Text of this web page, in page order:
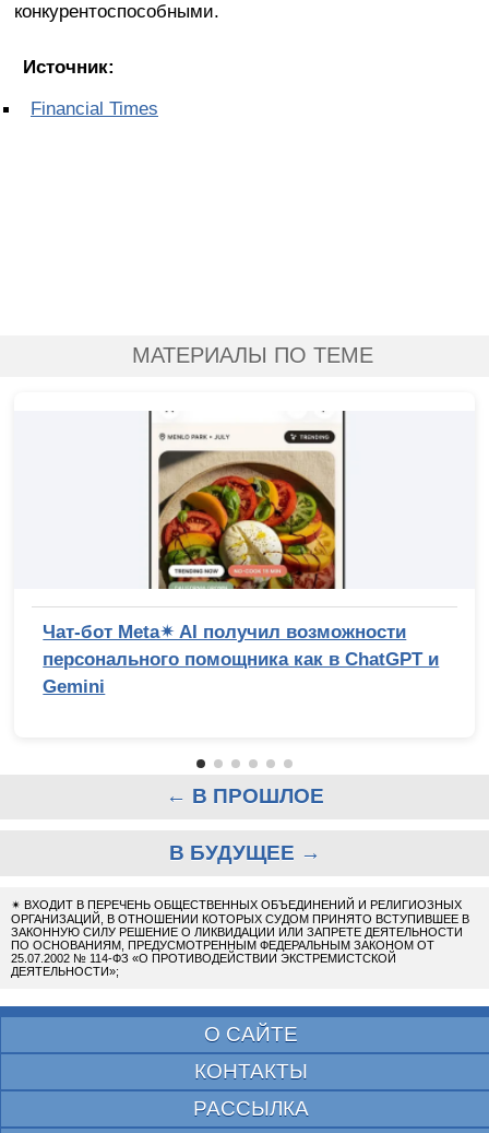
конкурентоспособными.
Источник:
Financial Times
МАТЕРИАЛЫ ПО ТЕМЕ
Чат-бот Meta✴ AI получил возможности
персонального помощника как в ChatGPT и
Gemini
← В ПРОШЛОЕ
В БУДУЩЕЕ →
✴ ВХОДИТ В ПЕРЕЧЕНЬ ОБЩЕСТВЕННЫХ ОБЪЕДИНЕНИЙ И РЕЛИГИОЗНЫХ
ОРГАНИЗАЦИЙ, В ОТНОШЕНИИ КОТОРЫХ СУДОМ ПРИНЯТО ВСТУПИВШЕЕ В
ЗАКОННУЮ СИЛУ РЕШЕНИЕ О ЛИКВИДАЦИИ ИЛИ ЗАПРЕТЕ ДЕЯТЕЛЬНОСТИ
ПО ОСНОВАНИЯМ, ПРЕДУСМОТРЕННЫМ ФЕДЕРАЛЬНЫМ ЗАКОНОМ ОТ
25.07.2002 № 114-ФЗ «О ПРОТИВОДЕЙСТВИИ ЭКСТРЕМИСТСКОЙ
ДЕЯТЕЛЬНОСТИ»;
О САЙТЕ
КОНТАКТЫ
РАССЫЛКА